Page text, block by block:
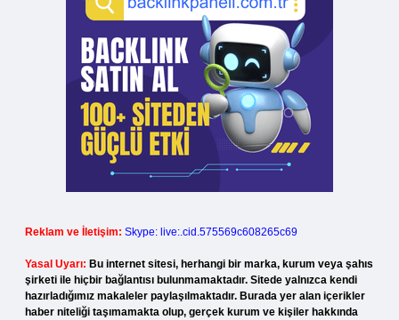
Reklam ve İletişim: Skype: live:.cid.575569c608265c69
Yasal Uyarı: Bu internet sitesi, herhangi bir marka, kurum veya şahıs
şirketi ile hiçbir bağlantısı bulunmamaktadır. Sitede yalnızca kendi
hazırladığımız makaleler paylaşılmaktadır. Burada yer alan içerikler
haber niteliği taşımamakta olup, gerçek kurum ve kişiler hakkında